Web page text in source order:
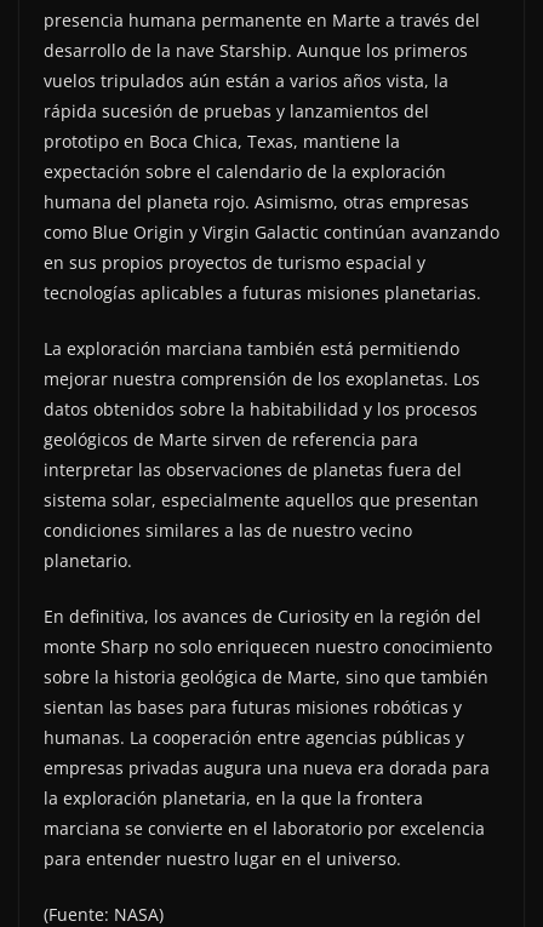
presencia humana permanente en Marte a través del
desarrollo de la nave Starship. Aunque los primeros
vuelos tripulados aún están a varios años vista, la
rápida sucesión de pruebas y lanzamientos del
prototipo en Boca Chica, Texas, mantiene la
expectación sobre el calendario de la exploración
humana del planeta rojo. Asimismo, otras empresas
como Blue Origin y Virgin Galactic continúan avanzando
en sus propios proyectos de turismo espacial y
tecnologías aplicables a futuras misiones planetarias.
La exploración marciana también está permitiendo
mejorar nuestra comprensión de los exoplanetas. Los
datos obtenidos sobre la habitabilidad y los procesos
geológicos de Marte sirven de referencia para
interpretar las observaciones de planetas fuera del
sistema solar, especialmente aquellos que presentan
condiciones similares a las de nuestro vecino
planetario.
En definitiva, los avances de Curiosity en la región del
monte Sharp no solo enriquecen nuestro conocimiento
sobre la historia geológica de Marte, sino que también
sientan las bases para futuras misiones robóticas y
humanas. La cooperación entre agencias públicas y
empresas privadas augura una nueva era dorada para
la exploración planetaria, en la que la frontera
marciana se convierte en el laboratorio por excelencia
para entender nuestro lugar en el universo.
(Fuente: NASA)